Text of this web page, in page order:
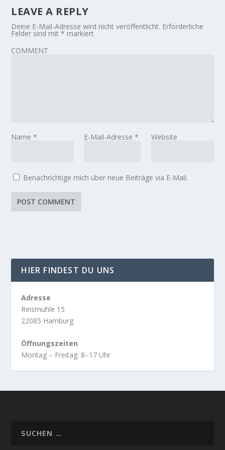
LEAVE A REPLY
Deine E-Mail-Adresse wird nicht veröffentlicht. Erforderliche
Felder sind mit* markiert
COMMENT
Name* E-Mail-Adresse * Website
Benachrichtige mich über neue Beiträge via E-Mail.
HIER FINDEST DU UNS
Adresse
Reismühle 15
22085 Hamburg
Öffnungszeiten
Montag – Freitag: 8–17 Uhr